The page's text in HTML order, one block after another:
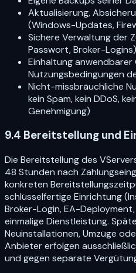
Aktualisierung,
(Windows-Updates,
Sichere Verwaltung der
Passwort, Broker-Logins)
Einhaltung
Nutzungsbedingungen
Nicht-missbräuchliche
kein Spam, kein DDoS,
Genehmigung)
9.4 Bereitstellung und
Die Bereitstellung des
48 Stunden nach
konkreten
schlüsselfertige Einrichtung
Broker-Login, EA-
einmalige Dienstleistung.
Neuinstallationen, Umzüge
Anbieter erfolgen
und gegen separate